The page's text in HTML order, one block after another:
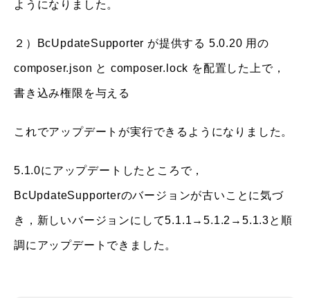
ようになりました。
２）BcUpdateSupporter が提供する 5.0.20 用の
composer.json と composer.lock を配置した上で，
書き込み権限を与える
これでアップデートが実行できるようになりました。
5.1.0にアップデートしたところで，
BcUpdateSupporterのバージョンが古いことに気づ
き，新しいバージョンにして5.1.1→5.1.2→5.1.3と順
調にアップデートできました。